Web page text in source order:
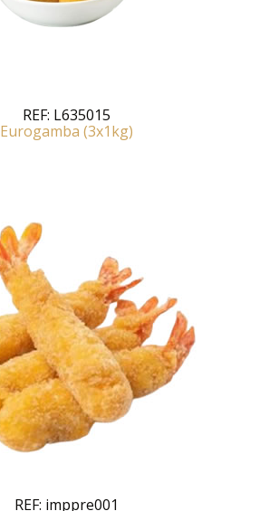
REF: L635015
Eurogamba (3x1kg)
REF: imppre001